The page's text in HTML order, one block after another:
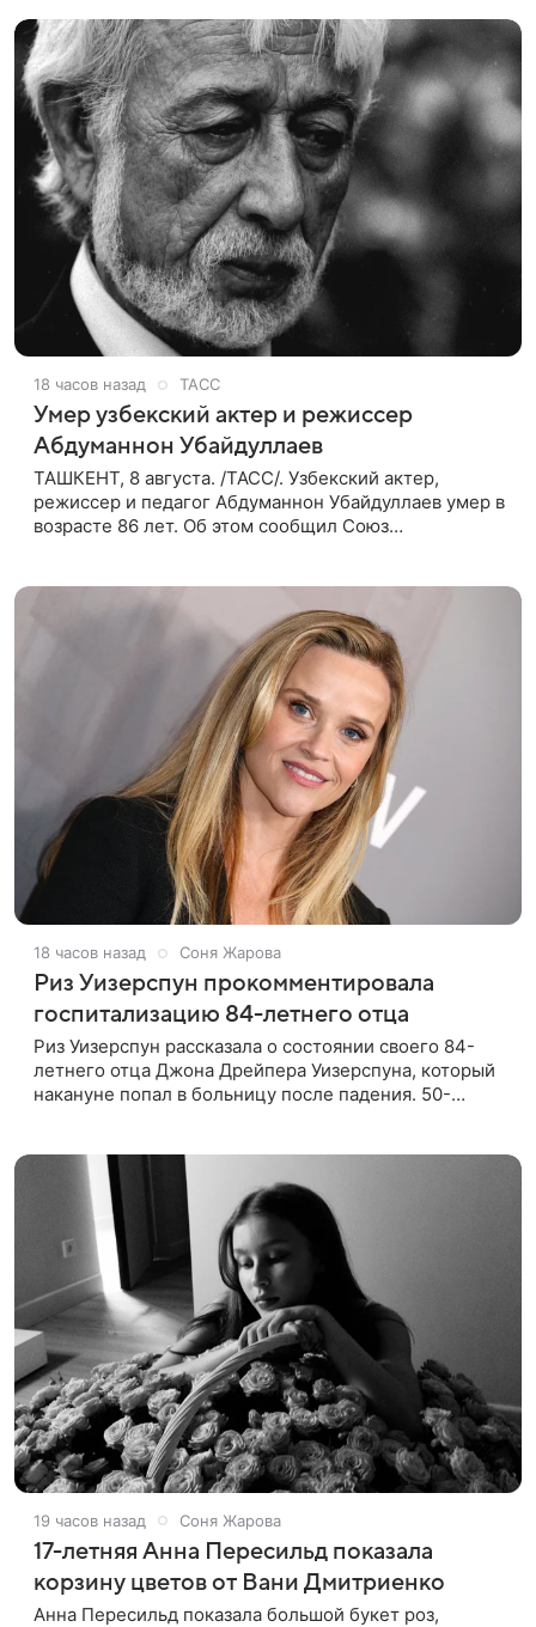
18 часов назад ТАСС
Умер узбекский актер и режиссер
Абдуманнон Убайдуллаев
ТАШКЕНТ, 8 августа. /ТАСС/. Узбекский актер,
режиссер и педагог Абдуманнон Убайдуллаев умер в
возрасте 86 лет. Об этом сообщил Союз
18 часов назад Соня Жарова
Риз Уизерспун прокомментировала
госпитализацию 84-летнего отца
Риз Уизерспун рассказала о состоянии своего 84-
летнего отца Джона Дрейпера Уизерспуна, который
накануне попал в больницу после падения. 50-
19 часов назад Соня Жарова
17-летняя Анна Пересильд показала
корзину цветов от Вани Дмитриенко
Анна Пересильд показала большой букет роз,